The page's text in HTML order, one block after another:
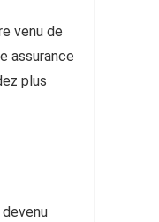
venu de
assurance
plus